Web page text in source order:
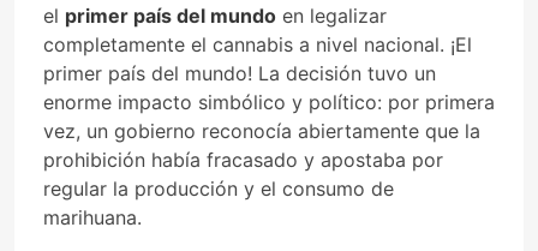
el primer país del mundo en legalizar
completamente el cannabis a nivel nacional. ¡El
primer país del mundo! La decisión tuvo un
enorme impacto simbólico y político: por primera
vez, un gobierno reconocía abiertamente que la
prohibición había fracasado y apostaba por
regular la producción y el consumo de
marihuana.